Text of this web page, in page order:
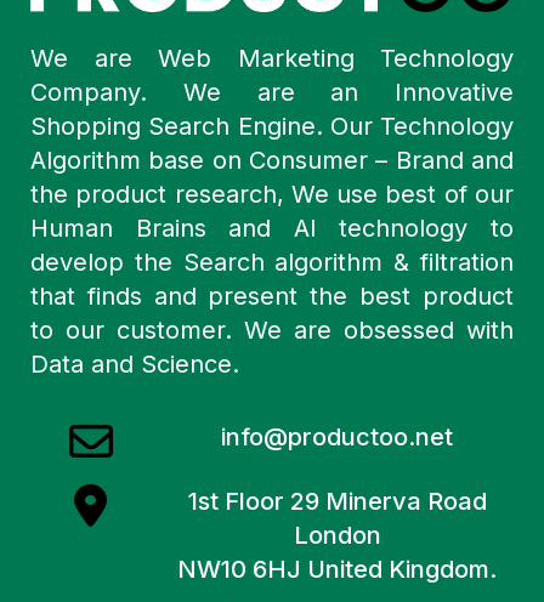
We are Web Marketing Technology
Company. We are an Innovative
Shopping Search Engine. Our Technology
Algorithm base on Consumer – Brand and
the product research, We use best of our
Human Brains and AI technology to
develop the Search algorithm & filtration
that finds and present the best product
to our customer. We are obsessed with
Data and Science.
info@productoo.net
1st Floor 29 Minerva Road
London
NW10 6HJ United Kingdom.